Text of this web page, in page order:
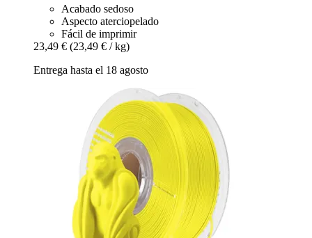
Acabado sedoso
Aspecto aterciopelado
Fácil de imprimir
23,49 € (23,49 € / kg)
Entrega hasta el 18 agosto